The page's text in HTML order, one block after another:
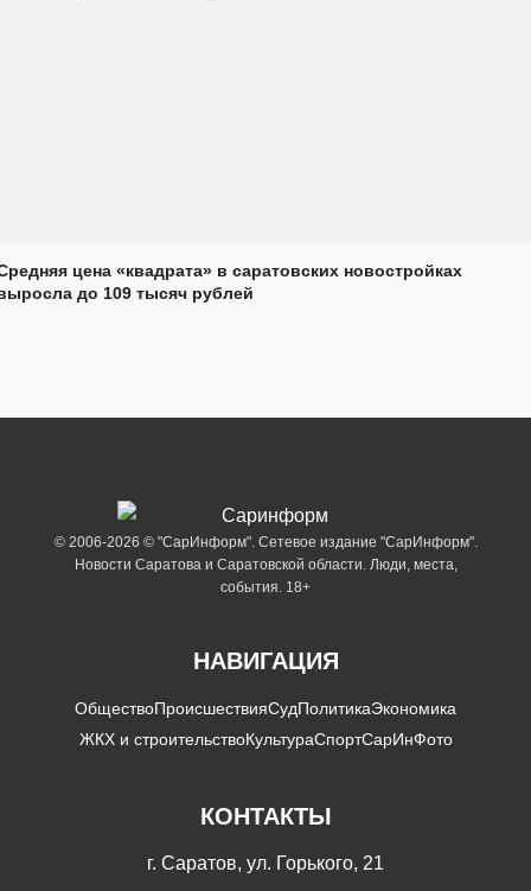
цена «квадрата» в саратовских новостройках
до 109 тысяч рублей
© 2006-2026 © "СарИнформ". Сетевое издание "СарИнформ".
Новости Саратова и Саратовской области. Люди, места,
события. 18+
НАВИГАЦИЯ
ОбществоПроисшествияСудПолитикаЭкономика
ЖКХ и строительствоКультураСпортСарИнФото
КОНТАКТЫ
г. Саратов, ул. Горького, 21